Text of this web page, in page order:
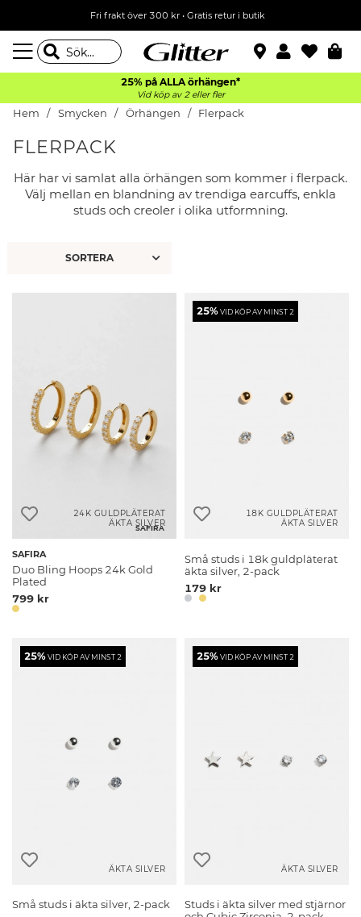
Fri frakt över 300 kr• Gratis retur i butik
25% på ALLA örhängen*
Vid köp av 2 eller fler
Hem Smycken Örhängen Flerpack
FLERPACK
Här har vi samlat alla örhängen som kommer i flerpack.
Välj mellan en blandning av trendiga earcuffs, enkla
studs och creoler i olika utformning.
SAFIRA
24K GULDPLÄTERAT
ÄKTA SILVER
SAFIRA
Duo Bling Hoops 24k Gold
Plated
799 kr
25%VID KÖP AV MINST 2
18K GULDPLÄTERAT
ÄKTA SILVER
Små studs i 18k guldpläterat
äkta silver, 2-pack
179 kr
25%VID KÖP AV MINST 2
ÄKTA SILVER
Små studs i äkta silver, 2-pack
25%VID KÖP AV MINST 2
ÄKTA SILVER
Studs i äkta silver med stjärnor